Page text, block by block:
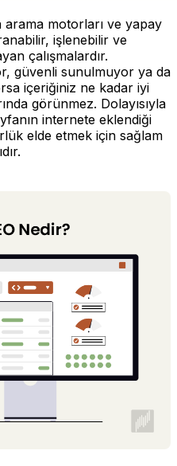
arama motorları ve yapay
işlenebilir ve
çalışmalardır.
güvenli sunulmuyor ya da
içeriğiniz ne kadar iyi
görünmez. Dolayısıyla
internete eklendiği
elde etmek için sağlam